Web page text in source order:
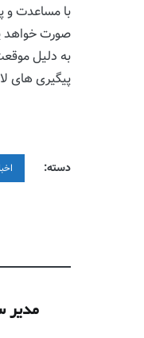
با مساعدت و
صورت خواهد
به دلیل
پیگیری های
دسته:
مدیر